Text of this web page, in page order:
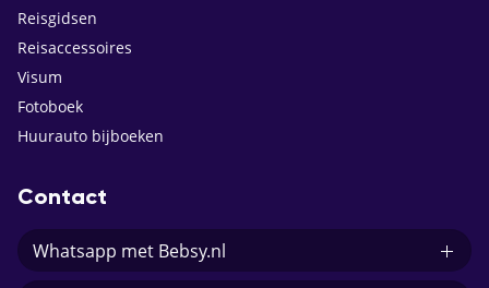
Reisgidsen
Reisaccessoires
Visum
Fotoboek
Huurauto bijboeken
Contact
Whatsapp met Bebsy.nl